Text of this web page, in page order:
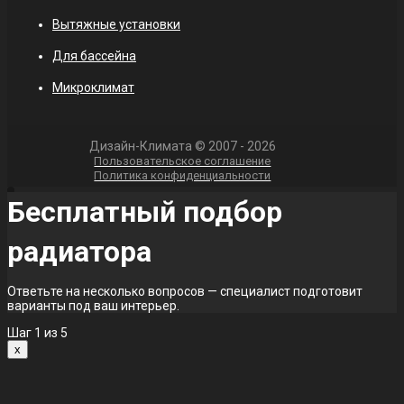
Вытяжные установки
Для бассейна
Микроклимат
Дизайн-Климата © 2007 - 2026
Пользовательское соглашение
Политика конфиденциальности
Бесплатный подбор
радиатора
Ответьте на несколько вопросов — специалист подготовит
варианты под ваш интерьер.
Шаг 1 из 5
x